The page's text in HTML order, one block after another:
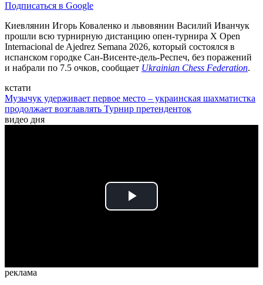
Подписаться в Google
Киевлянин Игорь Коваленко и львовянин Василий Иванчук
прошли всю турнирную дистанцию опен-турнира X Open
Internacional de Ajedrez Semana 2026, который состоялся в
испанском городке Сан-Висенте-дель-Респеч, без поражений
и набрали по 7.5 очков, сообщает Ukrainian Chess Federation.
кстати
Музычук удерживает первое место – украинская шахматистка
продолжает возглавлять Турнир претенденток
видео дня
Play
реклама